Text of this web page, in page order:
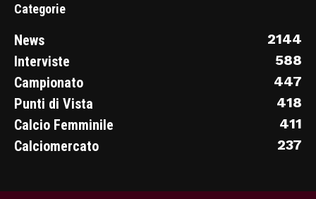
Categorie
News
2144
Interviste
588
Campionato
447
Punti di Vista
418
Calcio Femminile
411
Calciomercato
237